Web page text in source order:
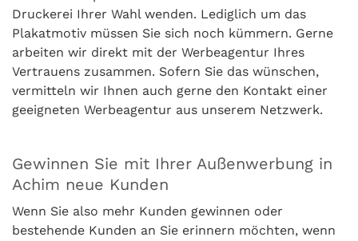
Druckerei Ihrer Wahl wenden. Lediglich um das
Plakatmotiv müssen Sie sich noch kümmern. Gerne
arbeiten wir direkt mit der Werbeagentur Ihres
Vertrauens zusammen. Sofern Sie das wünschen,
vermitteln wir Ihnen auch gerne den Kontakt einer
geeigneten Werbeagentur aus unserem Netzwerk.
Gewinnen Sie mit Ihrer Außenwerbung in
Achim neue Kunden
Wenn Sie also mehr Kunden gewinnen oder
bestehende Kunden an Sie erinnern möchten, wenn